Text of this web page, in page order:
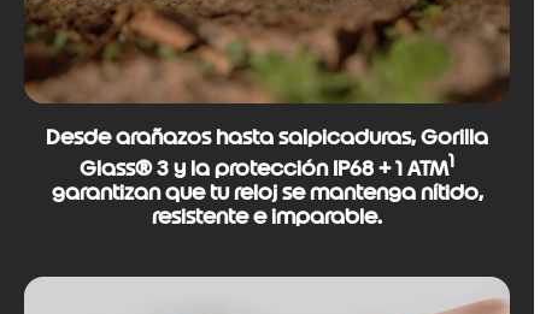
Desde arañazos hasta salpicaduras, Gorilla
Glass® 3 y la protección IP68 + 1 ATM1
garantizan que tu reloj se mantenga nítido,
resistente e imparable.